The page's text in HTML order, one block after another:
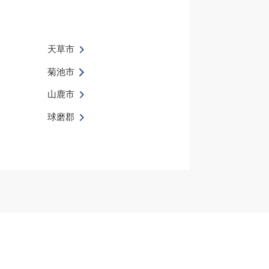
天草市
菊池市
山鹿市
球磨郡